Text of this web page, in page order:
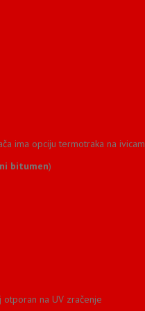
ima opciju termotraka na
bitumen)
otporan na UV zračenje